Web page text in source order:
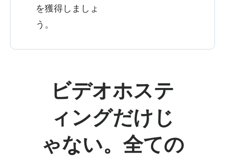
を獲得しましょ
う。
ビデオホステ
ィングだけじ
ゃない。全ての